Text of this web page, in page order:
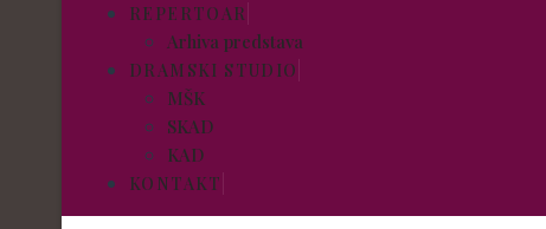
REPERTOAR
Arhiva predstava
DRAMSKI STUDIO
MŠK
SKAD
KAD
KONTAKT